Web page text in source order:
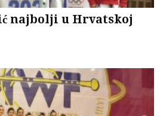
najbolji u Hrvatskoj